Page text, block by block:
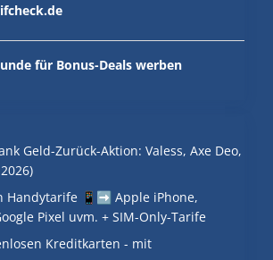
für Bonus-Deals werben
Geld-Zurück-Aktion: Valess, Axe Deo,
Handytarife 📱➡️ Apple iPhone,
Pixel uvm. + SIM-Only-Tarife
Kreditkarten - mit